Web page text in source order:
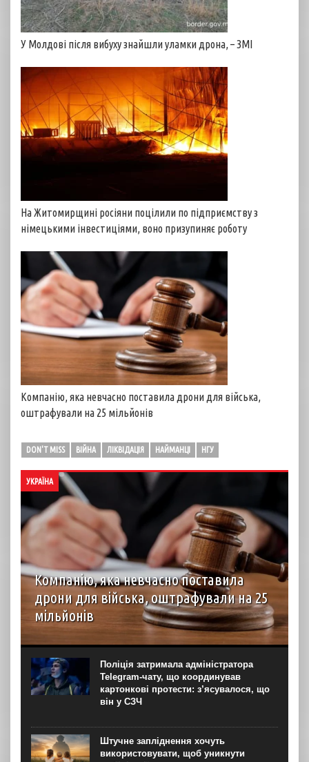
У Молдові після вибуху знайшли уламки дрона, – ЗМІ
На Житомирщині росіяни поцілили по підприємству з
німецькими інвестиціями, воно призупиняє роботу
Компанію, яка невчасно поставила дрони для війська,
оштрафували на 25 мільйонів
DON'T MISS ВІЙНА ЛІКВІДАЦІЯ НАЙМАНЦІ НГУ
УКРАЇНА
Компанію, яка невчасно поставила
дрони для війська, оштрафували на 25
мільйонів
Господарський суд Рівненської області вирішив стягнути
з ТОВ “Домпромбуд” на користь ДП Міністерства
оборони “Агенція оборонних закупівель” 24,88 млн грн за
невчасно поставлені дрони. Про це свідчить рішення
суду...
Поліція затримала адміністратора
Telegram-чату, що координував
картонкові протести: з’ясувалося, що
він у СЗЧ
Штучне запліднення хочуть
використовувати, щоб уникнути